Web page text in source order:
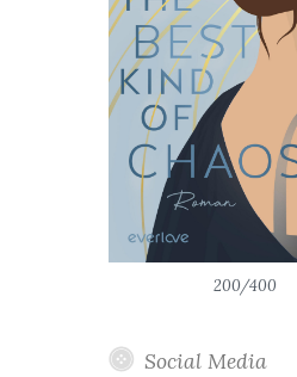
200/400
Social Media